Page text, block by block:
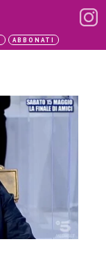
ABBONATI